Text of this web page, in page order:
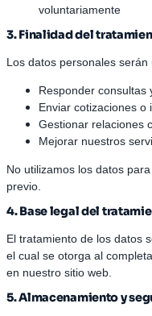
voluntariamente
3. Finalidad del
Los datos personales serán
Responder consultas
Enviar cotizaciones
Gestionar relaciones
Mejorar nuestros
No utilizamos los datos
previo.
4. Base legal del
El tratamiento de los datos
el cual se otorga al
en nuestro sitio web.
5. Almacenamiento y